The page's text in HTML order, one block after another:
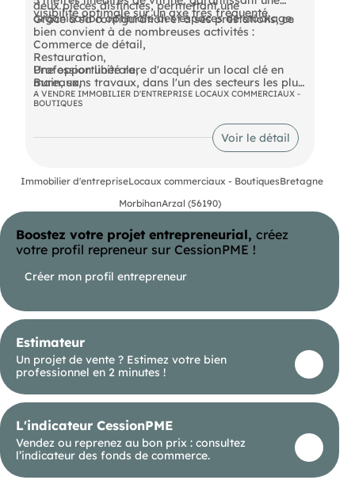
deux pièces distinctes, permettant une
organisation optimale des espaces de stockage.
visibilité optimale sur un axe très fréquenté.
Grâce à sa configuration et à ses prestations, ce
bien convient à de nombreuses activités :
Commerce de détail,
Restauration,
Profession libérale,
Bureaux,
Showroom,
Activité de services.
Une opportunité rare d'acquérir un local clé en
main, sans travaux, dans l'un des secteurs les plus
recherchés de Quiberon.
A VENDRE IMMOBILIER D'ENTREPRISE LOCAUX COMMERCIAUX -
BOUTIQUES
Voir le détail
Immobilier d'entrepriseLocaux commerciaux - BoutiquesBretagne
MorbihanArzal (56190)
Boostez votre projet entrepreneurial, créez
votre profil repreneur sur CessionPME !
Créer mon profil entrepreneur
Estimateur
Un projet de vente ? Estimez votre bien
professionnel en 2 minutes !
L'indicateur CessionPME
Vendez ou reprenez au bon prix : consultez
l’indicateur des fonds de commerce.